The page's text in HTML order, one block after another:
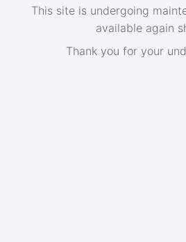
This site is undergoing
available again
Thank you for your